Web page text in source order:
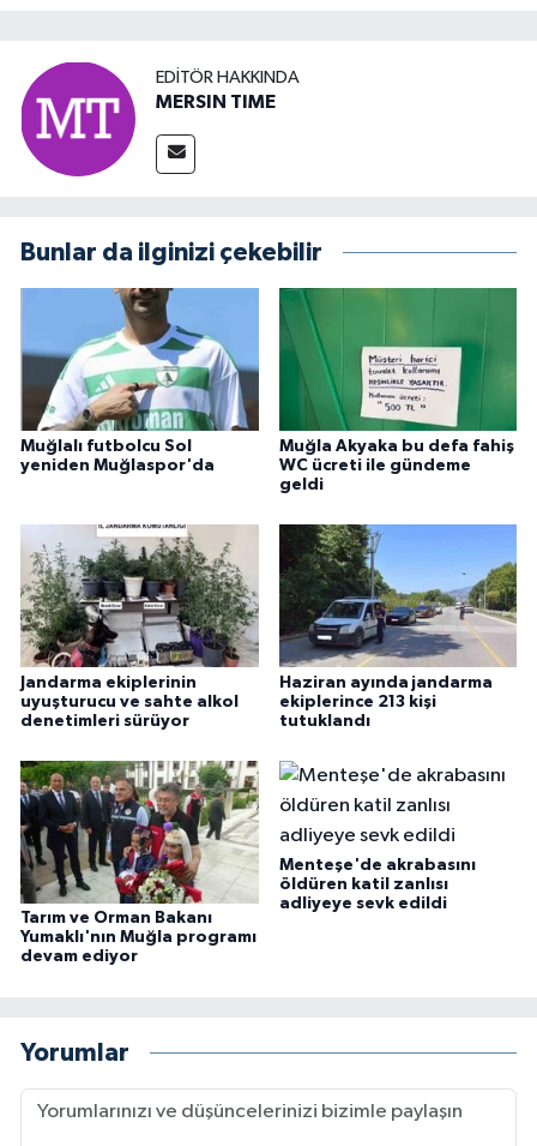
EDITÖR HAKKINDA
MERSIN TIME
Bunlar da ilginizi çekebilir
Muğlalı futbolcu Sol
yeniden Muğlaspor'da
Muğla Akyaka bu defa fahiş
WC ücreti ile gündeme
geldi
Jandarma ekiplerinin
uyuşturucu ve sahte alkol
denetimleri sürüyor
Haziran ayında jandarma
ekiplerince 213 kişi
tutuklandı
Tarım ve Orman Bakanı
Yumaklı'nın Muğla programı
devam ediyor
Menteşe'de akrabasını
öldüren katil zanlısı
adliyeye sevk edildi
Yorumlar